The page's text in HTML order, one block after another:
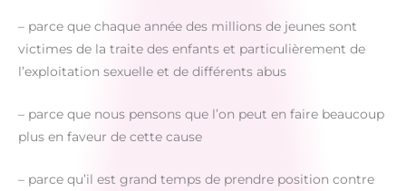
– parce que chaque année des millions de jeunes sont
victimes de la traite des enfants et particulièrement de
l’exploitation sexuelle et de différents abus
– parce que nous pensons que l’on peut en faire beaucoup
plus en faveur de cette cause
– parce qu’il est grand temps de prendre position contre